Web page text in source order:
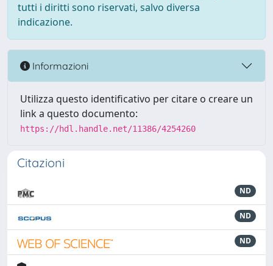
tutti i diritti sono riservati, salvo diversa
indicazione.
Informazioni
Utilizza questo identificativo per citare o creare un
link a questo documento:
https://hdl.handle.net/11386/4254260
Citazioni
ND
ND
ND